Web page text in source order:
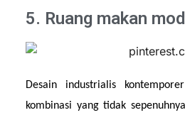
5. Ruang makan
Desain industrialis
kombinasi yang tidak